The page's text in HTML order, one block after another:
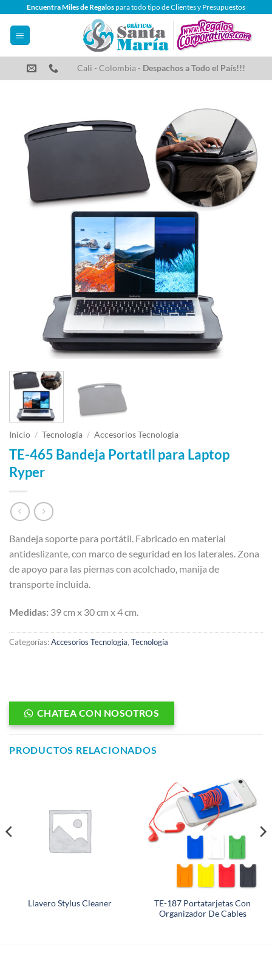
contenido
Encuentra Miles de Regalospara todo tipo de Clientes y Presupuestos
Cali - Colombia - Despachos a Todo el País!!!
Inicio / Tecnología / Accesorios Tecnologia
TE-465 Bandeja Portatil para Laptop
Ryper
Bandeja soporte para portátil. Fabricado en material
antideslizante, con marco de seguridad en los laterales. Zona
de apoyo para las piernas con acolchado, manija de
transporte incluida.
Medidas: 39 cm x 30 cm x 4 cm.
Categorías:Accesorios Tecnologia, Tecnología
CHATEA CON NOSOTROS
PRODUCTOS RELACIONADOS
Llavero Stylus Cleaner
TE-187 Portatarjetas Con
Organizador De Cables